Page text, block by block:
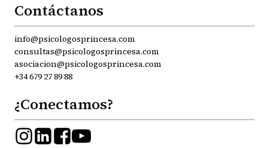
Contáctanos
info@psicologosprincesa.com
consultas@psicologosprincesa.com
asociacion@psicologosprincesa.com
+34 679 27 89 88
¿Conectamos?